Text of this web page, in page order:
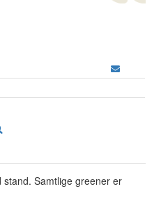
Samtlige greener er